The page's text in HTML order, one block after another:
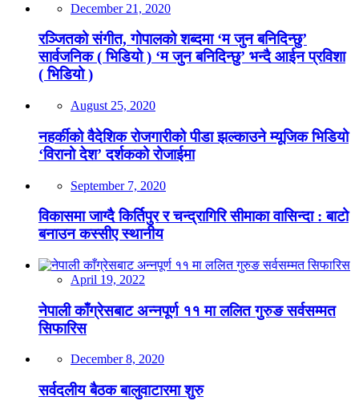
December 21, 2020
रञ्जितको संगीत, गोपालको शब्दमा ‘म जुन बनिदिन्छु’
सार्वजनिक ( भिडियो ) ‘म जुन बनिदिन्छु’ भन्दै आईन प्रविशा
( भिडियो )
August 25, 2020
नहर्कीको वैदेशिक रोजगारीको पीडा झल्काउने म्यूजिक भिडियो
‘विरानो देश’ दर्शकको रोजाईमा
September 7, 2020
विकासमा जाग्दै किर्तिपुर र चन्द्रागिरि सीमाका वासिन्दा : बाटो
बनाउन कस्सीए स्थानीय
April 19, 2022
नेपाली काँग्रेसबाट अन्नपूर्ण ११ मा ललित गुरुङ सर्वसम्मत
सिफारिस
December 8, 2020
सर्वदलीय बैठक बालुवाटारमा शुरु